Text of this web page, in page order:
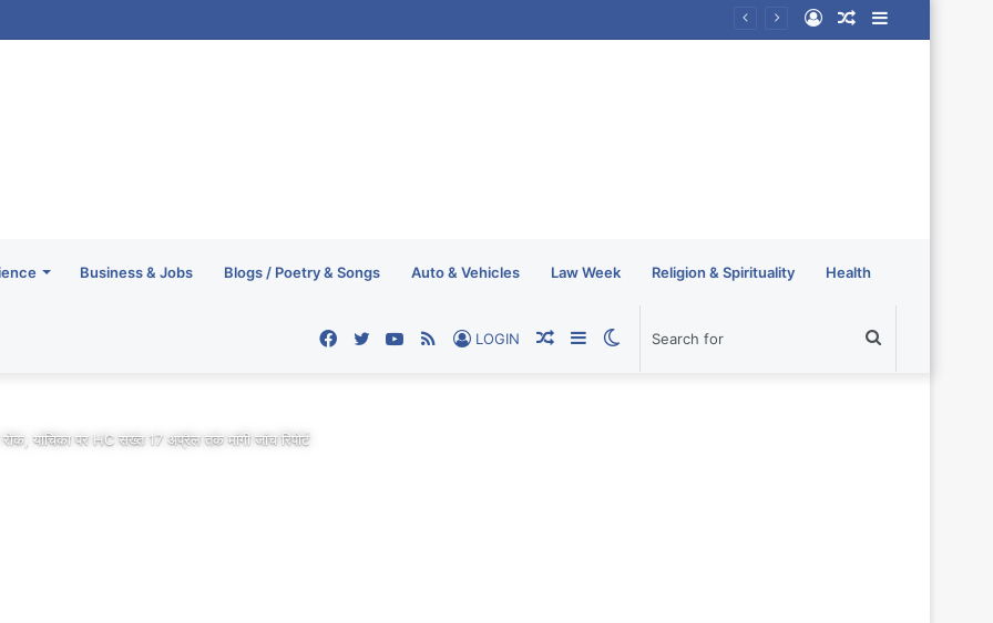
कांवड़ यात्रा को संतों का आशीर्वाद, रेखा आर्या ने लिया आशीर्वचन Sidebar
Random
Log
Business & Jobs Blogs / Poetry & Songs Auto & Vehicles Law Week Religion & Spirituality Health
Switch
Sidebar
Random
LOGIN
RSS
YouTube
Twitter
Facebook
याचिका पर HC सख्त 17 अप्रैल तक मांगी जांच रिपोर्ट